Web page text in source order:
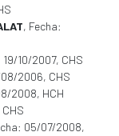
, Fecha:
19/10/2007, CHS
2006, CHS
2008, HCH
05/07/2008,